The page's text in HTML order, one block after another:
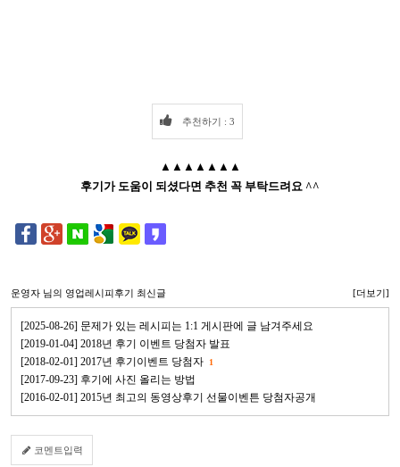
추천하기 : 3
▲▲▲▲▲▲▲
후기가 도움이 되셨다면 추천 꼭 부탁드려요 ^^
운영자 님의 영업레시피후기 최신글 [더보기]
[2025-08-26] 문제가 있는 레시피는 1:1 게시판에 글 남겨주세요
[2019-01-04] 2018년 후기 이벤트 당첨자 발표
[2018-02-01] 2017년 후기이벤트 당첨자
1
[2017-09-23] 후기에 사진 올리는 방법
[2016-02-01] 2015년 최고의 동영상후기 선물이벤튼 당첨자공개
코멘트입력